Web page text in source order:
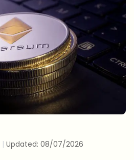
| Updated: 08/07/2026